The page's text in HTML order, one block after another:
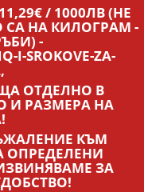
/ 1000ЛВ (НЕ
СА НА КИЛОГРАМ -
-
I-SROKOVE-ZA-
ОТДЕЛНО В
И РАЗМЕРА НА
КЪМ
ОПРЕДЕЛЕНИ
ЗА